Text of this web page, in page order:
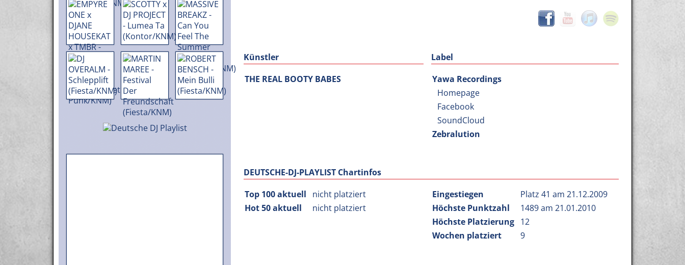
Künstler
THE REAL BOOTY BABES
Label
Yawa Recordings
Homepage
Facebook
SoundCloud
Zebralution
DEUTSCHE-DJ-PLAYLIST Chartinfos
Top 100 aktuell
nicht platziert
Hot 50 aktuell
nicht platziert
Eingestiegen
Platz 41 am 21.12.2009
Höchste Punktzahl
1489 am 21.01.2010
Höchste Platzierung 12
Wochen platziert
9